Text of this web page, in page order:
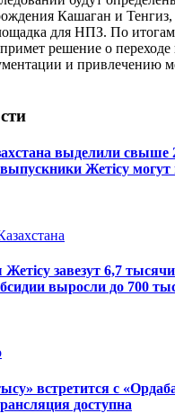
Кашаган и
для НПЗ. По итогам
решение о переходе
и привлечению
выделили свыше
Жетісу могут
завезут 6,7
выросли до 700
встретится с
доступна